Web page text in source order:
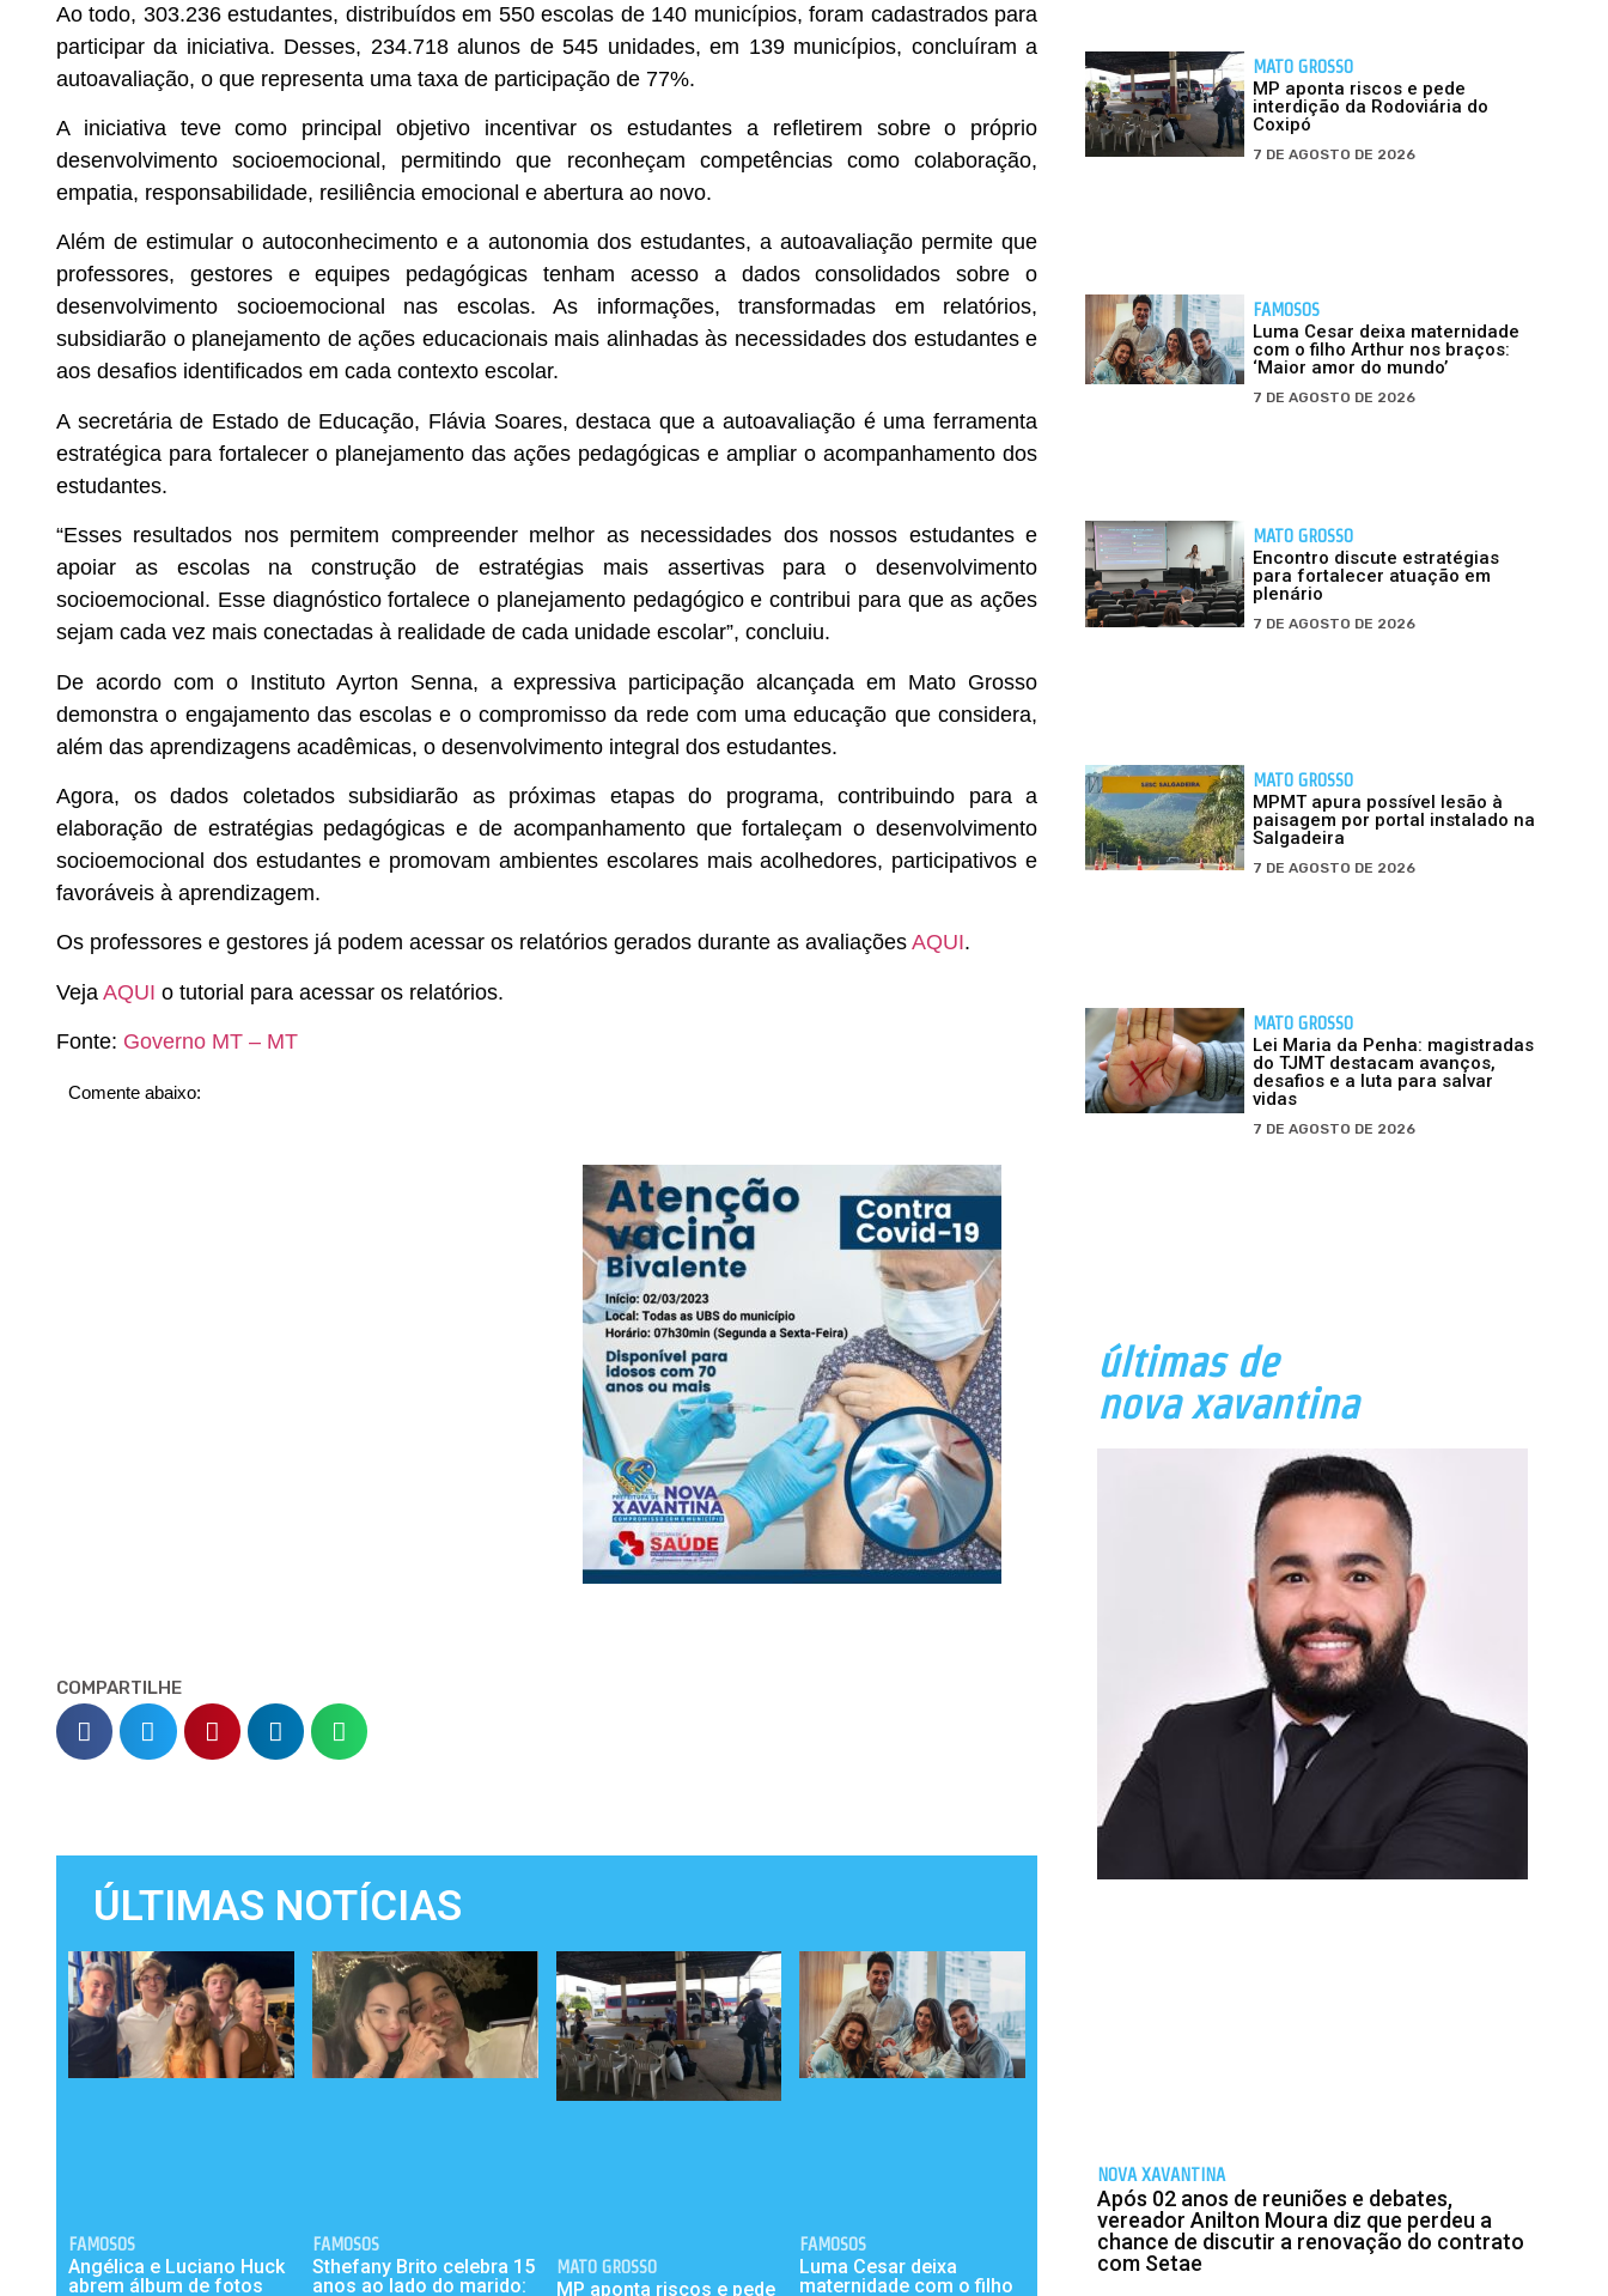
Ao todo, 303.236 estudantes, distribuídos em 550 escolas de 140 municípios, foram cadastrados para
participar da iniciativa. Desses, 234.718 alunos de 545 unidades, em 139 municípios, concluíram a
autoavaliação, o que representa uma taxa de participação de 77%.
A iniciativa teve como principal objetivo incentivar os estudantes a refletirem sobre o próprio
desenvolvimento socioemocional, permitindo que reconheçam competências como colaboração,
empatia, responsabilidade, resiliência emocional e abertura ao novo.
Além de estimular o autoconhecimento e a autonomia dos estudantes, a autoavaliação permite que
professores, gestores e equipes pedagógicas tenham acesso a dados consolidados sobre o
desenvolvimento socioemocional nas escolas. As informações, transformadas em relatórios,
subsidiarão o planejamento de ações educacionais mais alinhadas às necessidades dos estudantes e
aos desafios identificados em cada contexto escolar.
A secretária de Estado de Educação, Flávia Soares, destaca que a autoavaliação é uma ferramenta
estratégica para fortalecer o planejamento das ações pedagógicas e ampliar o acompanhamento dos
estudantes.
“Esses resultados nos permitem compreender melhor as necessidades dos nossos estudantes e
apoiar as escolas na construção de estratégias mais assertivas para o desenvolvimento
socioemocional. Esse diagnóstico fortalece o planejamento pedagógico e contribui para que as ações
sejam cada vez mais conectadas à realidade de cada unidade escolar”, concluiu.
De acordo com o Instituto Ayrton Senna, a expressiva participação alcançada em Mato Grosso
demonstra o engajamento das escolas e o compromisso da rede com uma educação que considera,
além das aprendizagens acadêmicas, o desenvolvimento integral dos estudantes.
Agora, os dados coletados subsidiarão as próximas etapas do programa, contribuindo para a
elaboração de estratégias pedagógicas e de acompanhamento que fortaleçam o desenvolvimento
socioemocional dos estudantes e promovam ambientes escolares mais acolhedores, participativos e
favoráveis à aprendizagem.
Os professores e gestores já podem acessar os relatórios gerados durante as avaliações AQUI.
Veja AQUI o tutorial para acessar os relatórios.
Fonte: Governo MT – MT
Comente abaixo:
COMPARTILHE
ÚLTIMAS NOTÍCIAS
FAMOSOS
Angélica e Luciano Huck
abrem álbum de fotos
FAMOSOS
Sthefany Brito celebra 15
anos ao lado do marido:
MATO GROSSO
MP aponta riscos e pede
FAMOSOS
Luma Cesar deixa
maternidade com o filho
MATO GROSSO
MP aponta riscos e pede
interdição da Rodoviária do
Coxipó
7 DE AGOSTO DE 2026
FAMOSOS
Luma Cesar deixa maternidade
com o filho Arthur nos braços:
‘Maior amor do mundo’
7 DE AGOSTO DE 2026
MATO GROSSO
Encontro discute estratégias
para fortalecer atuação em
plenário
7 DE AGOSTO DE 2026
MATO GROSSO
MPMT apura possível lesão à
paisagem por portal instalado na
Salgadeira
7 DE AGOSTO DE 2026
MATO GROSSO
Lei Maria da Penha: magistradas
do TJMT destacam avanços,
desafios e a luta para salvar
vidas
7 DE AGOSTO DE 2026
últimas de
nova xavantina
NOVA XAVANTINA
Após 02 anos de reuniões e debates,
vereador Anilton Moura diz que perdeu a
chance de discutir a renovação do contrato
com Setae